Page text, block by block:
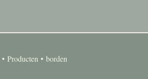
Producten borden